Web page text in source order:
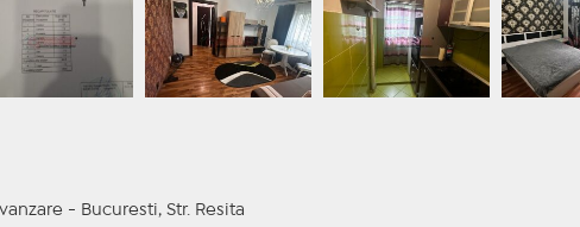
- Bucuresti, Str. Resita